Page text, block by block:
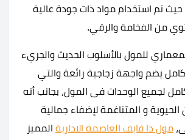
حيث تم استخدام مواد ذات جودة عالية
من الفخامة والرقي.
للمول بالأسلوب الحديث والجريء
يضم واجهة زجاجية رائعة والتي
لجميع الوحدات فى المول، بجانب أنه
الحيوية و المتناغمة لإضفاء جمالية
مول ذا فايف العاصمة الادارية المميز